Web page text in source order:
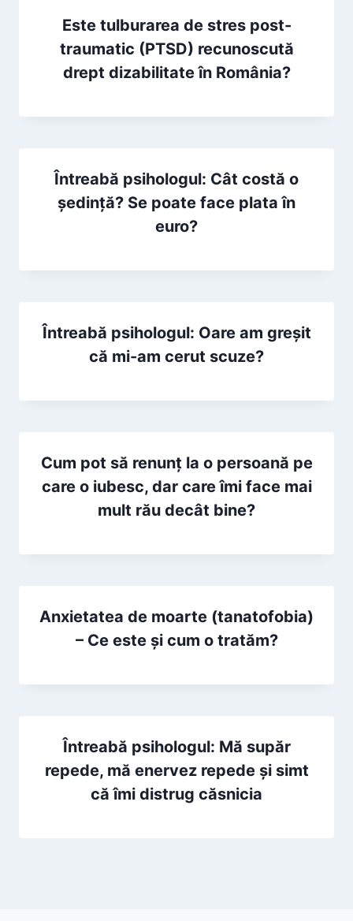
Este tulburarea de stres post-
traumatic (PTSD) recunoscută
drept dizabilitate în România?
Întreabă psihologul: Cât costă o
ședință? Se poate face plata în
euro?
Întreabă psihologul: Oare am greșit
că mi-am cerut scuze?
Cum pot să renunț la o persoană pe
care o iubesc, dar care îmi face mai
mult rău decât bine?
Anxietatea de moarte (tanatofobia)
– Ce este și cum o tratăm?
Întreabă psihologul: Mă supăr
repede, mă enervez repede și simt
că îmi distrug căsnicia